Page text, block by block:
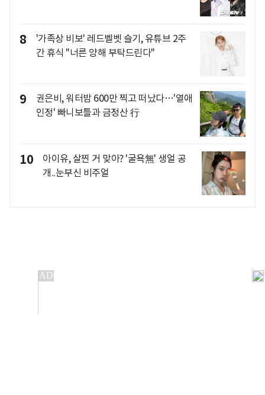
8
'가족상 비보' 레드벨벳 슬기, 유튜브 2주
간 휴식 "너른 양해 부탁드린다"
9
권은비, 워터밤 600만 찍고 떠났다…'열애
인정' 빠니보틀과 금정산 行
10
아이유, 살찐 거 맞아? '굴욕無' 생얼 공
개..눈부신 비주얼